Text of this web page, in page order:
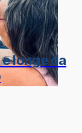
longe da